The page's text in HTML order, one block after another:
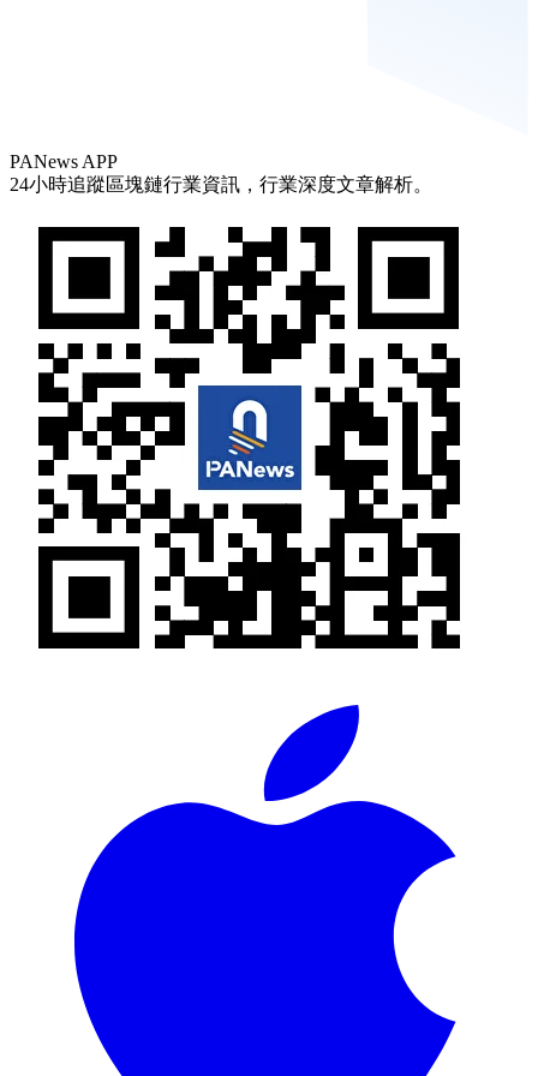
PANews APP
24小時追蹤區塊鏈行業資訊，行業深度文章解析。